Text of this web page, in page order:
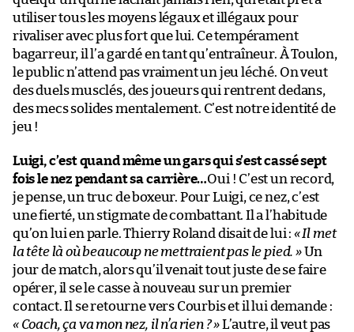
utiliser tous les moyens légaux et illégaux pour
rivaliser avec plus fort que lui. Ce tempérament
bagarreur, il l’a gardé en tant qu’entraîneur. À Toulon,
le public n’attend pas vraiment un jeu léché. On veut
des duels musclés, des joueurs qui rentrent dedans,
des mecs solides mentalement. C’est notre identité de
jeu !
Luigi, c’est quand même un gars qui s’est cassé sept
fois le nez pendant sa carrière…Oui ! C’est un record,
je pense, un truc de boxeur. Pour Luigi, ce nez, c’est
une fierté, un stigmate de combattant. Il a l’habitude
qu’on lui en parle. Thierry Roland disait de lui : « Il met
la tête là où beaucoup ne mettraient pas le pied. »Un
jour de match, alors qu’il venait tout juste de se faire
opérer, il se le casse à nouveau sur un premier
contact. Il se retourne vers Courbis et il lui demande :
« Coach, ça va mon nez, il n’a rien ? »L’autre, il veut pas